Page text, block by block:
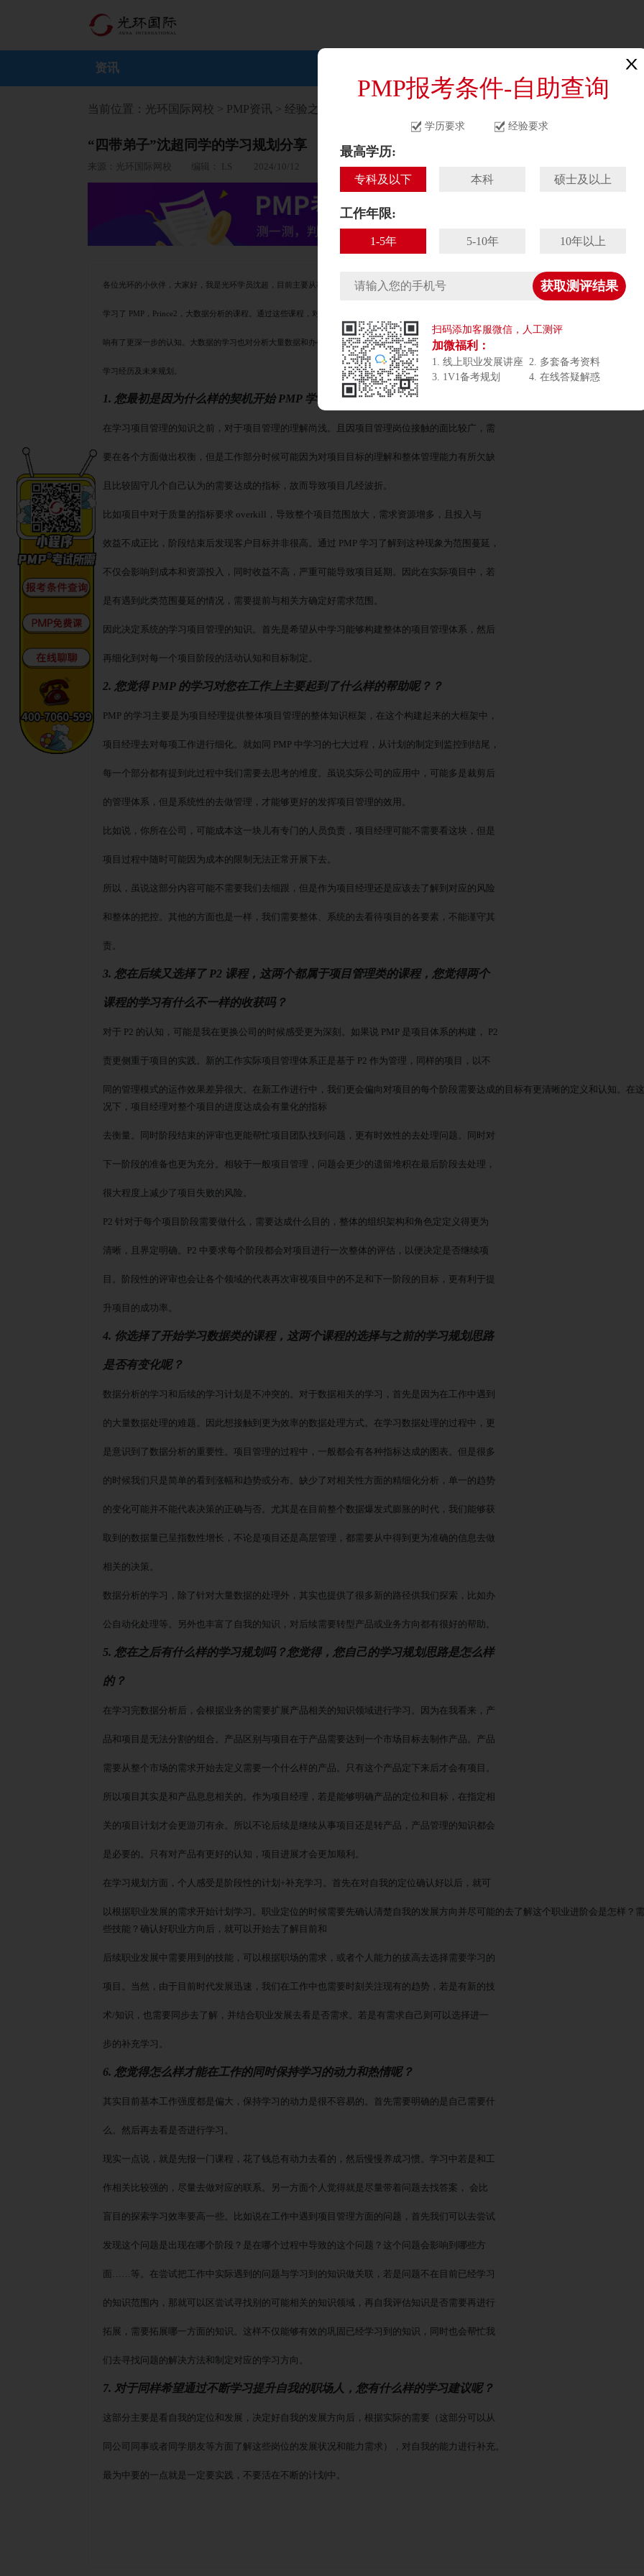
资讯
PMP报考条件-自助查询
学历要求 经验要求
最高学历:
专科及以下 本科 硕士及以上
工作年限:
1-5年 5-10年 10年以上
获取测评结果
扫码添加客服微信，人工测评
加微福利：
1. 线上职业发展讲座 2. 多套备考资料
3. 1V1备考规划
4. 在线答疑解惑
当前位置： 光环国际网校 > PMP资讯 > 经验之谈
“四带弟子”沈超同学的学习规划分享
来源：光环国际网校 编辑： LS 2024/10/12
各位光环的小伙伴，大家好，我是光环学员沈超，目前主要从事产品开发项目管理行业。参加工作已经
学习了 PMP，Prince2，大数据分析的课程。通过这些课程，对于项目管理整体的体系和不同组织架构对于项目管理的影
响有了更深一步的认知。大数据的学习也对分析大量数据和办公自动化有很好的帮助。很高兴来到这里给大家分享我的
学习经历及未来规划。
1. 您最初是因为什么样的契机开始 PMP 学习的呢？
在学习项目管理的知识之前，对于项目管理的理解尚浅。且因项目管理岗位接触的面比较广，需
要在各个方面做出权衡，但是工作部分时候可能因为对项目目标的理解和整体管理能力有所欠缺
且比较固守几个自己认为的需要达成的指标，故而导致项目几经波折。
比如项目中对于质量的指标要求 overkill，导致整个项目范围放大，需求资源增多，且投入与
效益不成正比，阶段结束后发现客户目标并非很高。通过 PMP 学习了解到这种现象为范围蔓延，
不仅会影响到成本和资源投入，同时收益不高，严重可能导致项目延期。因此在实际项目中，若
是有遇到此类范围蔓延的情况，需要提前与相关方确定好需求范围。
因此决定系统的学习项目管理的知识。首先是希望从中学习能够构建整体的项目管理体系，然后
再细化到对每一个项目阶段的活动认知和目标制定。
2. 您觉得 PMP 的学习对您在工作上主要起到了什么样的帮助呢？？
PMP 的学习主要是为项目经理提供整体项目管理的整体知识框架，在这个构建起来的大框架中，
项目经理去对每项工作进行细化。就如同 PMP 中学习的七大过程，从计划的制定到监控到结尾，
每一个部分都有提到此过程中我们需要去思考的维度。虽说实际公司的应用中，可能多是裁剪后
的管理体系，但是系统性的去做管理，才能够更好的发挥项目管理的效用。
比如说，你所在公司，可能成本这一块儿有专门的人员负责，项目经理可能不需要看这块，但是
项目过程中随时可能因为成本的限制无法正常开展下去。
所以，虽说这部分内容可能不需要我们去细跟，但是作为项目经理还是应该去了解到对应的风险
和整体的把控。其他的方面也是一样，我们需要整体、系统的去看待项目的各要素，不能谨守其
责。
3. 您在后续又选择了 P2 课程，这两个都属于项目管理类的课程，您觉得两个
课程的学习有什么不一样的收获吗？
对于 P2 的认知，可能是我在更换公司的时候感受更为深刻。如果说 PMP 是项目体系的构建， P2
责更侧重于项目的实践。新的工作实际项目管理体系正是基于 P2 作为管理，同样的项目，以不
同的管理模式的运作效果差异很大。在新工作进行中，我们更会偏向对项目的每个阶段需要达成的目标有更清晰的定义和认知。在
况下，项目经理对整个项目的进度达成会有量化的指标
去衡量。同时阶段结束的评审也更能帮忙项目团队找到问题，更有时效性的去处理问题。同时对
下一阶段的准备也更为充分。相较于一般项目管理，问题会更少的遗留堆积在最后阶段去处理，
很大程度上减少了项目失败的风险。
P2 针对于每个项目阶段需要做什么，需要达成什么目的，整体的组织架构和角色定定义得更为
清晰，且界定明确。 P2 中要求每个阶段都会对项目进行一次整体的评估，以便决定是否继续项
目。阶段性的评审也会让各个领域的代表再次审视项目中的不足和下一阶段的目标，更有利于提
升项目的成功率。
4. 你选择了开始学习数据类的课程，这两个课程的选择与之前的学习规划思路
是否有变化呢？
数据分析的学习和后续的学习计划是不冲突的。对于数据相关的学习，首先是因为在工作中遇到
的大量数据处理的难题。因此想接触到更为效率的数据处理方式。在学习数据处理的过程中，更
是意识到了数据分析的重要性。项目管理的过程中，一般都会有各种指标达成的图表。但是很多
的时候我们只是简单的看到涨幅和趋势或分布。缺少了对相关性方面的精细化分析，单一的趋势
的变化可能并不能代表决策的正确与否。尤其是在目前整个数据爆发式膨胀的时代，我们能够获
取到的数据量已呈指数性增长，不论是项目还是高层管理，都需要从中得到更为准确的信息去做
相关的决策。
数据分析的学习，除了针对大量数据的处理外，其实也提供了很多新的路径供我们探索，比如办
公自动化处理等。另外也丰富了自我的知识，对后续需要转型产品或业务方向都有很好的帮助。
5. 您在之后有什么样的学习规划吗？您觉得，您自己的学习规划思路是怎么样
的？
在学习完数据分析后，会根据业务的需要扩展产品相关的知识领域进行学习。因为在我看来，产
品和项目是无法分割的组合。产品区别与项目在于产品需要达到一个市场目标去制作产品。产品
需要从整个市场的需求开始去定义需要一个什么样的产品。只有这个产品定下来后才会有项目。
所以项目其实是和产品息息相关的。作为项目经理，若是能够明确产品的定位和目标，在指定相
关的项目计划才会更游刃有余。所以不论后续是继续从事项目还是转产品，产品管理的知识都会
是必要的。只有对产品有更好的认知，项目进展才会更加顺利。
在学习规划方面，个人感受是阶段性的计划 +补充学习。首先在对自我的定位确认好以后，就可
以根据职业发展的需求开始计划学习。职业定位的时候需要先确认清楚自我的发展方向并尽可能的去了解这个职业进阶会是怎样？
些技能？确认好职业方向后，就可以开始去了解目前和
后续职业发展中需要用到的技能，可以根据职场的需求，或者个人能力的拔高去选择需要学习的
项目。当然，由于目前时代发展迅速，我们在工作中也需要时刻关注现有的趋势，若是有新的技
术/知识，也需要同步去了解，并结合职业发展去看是否需求。若是有需求自己则可以选择进一
步的补充学习。
6. 您觉得怎么样才能在工作的同时保持学习的动力和热情呢？
其实目前基本工作强度都是偏大，保持学习的动力是很不容易的。首先需要明确的是自己需要什
么。然后再去看是否进行学习。
现实一点说，就是先报一门课程，花了钱总有动力去看的，然后慢慢养成习惯。学习中若是和工
作相关比较强的，尽量去做对应的联系。另一方面个人觉得就是尽量带着问题去找答案， 会比
盲目的探索学习效率要高一些。比如说在工作中遇到项目管理方面的问题，首先我们可以去尝试
发现这个问题是出现在哪个阶段？是在哪个过程中导致的这个问题？这个问题会影响到哪些方
面 ……等。在尝试把工作中实际遇到的问题与学习到的知识做关联，若是问题不在目前已经学习
的知识范围内，那就可以区尝试寻找别的可能相关的知识领域，再自我评估知识是否需要再进行
拓展，需要拓展哪一方面的知识。这样不仅能够有效的巩固已经学习到的知识，同时也会帮忙我
们去寻找问题的解决方法和制定对应的学习方向。
7. 对于同样希望通过不断学习提升自我的职场人，您有什么样的学习建议呢？
这部分主要是看自我的定位和发展，决定好自我的发展方向后，根据实际的需要（这部分可以从
同公司同事或者同学朋友等方面了解这些岗位的发展状况和能力需求），对自我的能力进行补充。
最为中要的一点就是一定要实践，不要活在不断的计划中。